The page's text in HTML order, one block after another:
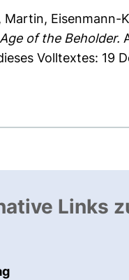
Martin, Eisenmann-
of the Beholder.
Volltextes: 19
Links
externer Link,